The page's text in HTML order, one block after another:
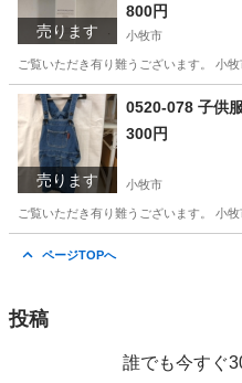
売ります
800円
小牧市
ご覧いただき有り難うございます。 小
愛知 小牧市 リユー
売ります
0520-078 子供
300円
小牧市
ご覧いただき有り難うございます。 小
ページTOPへ
投稿
誰でも今すぐ